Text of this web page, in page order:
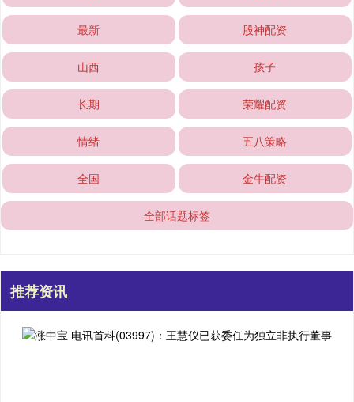
最新 股神配资
山西 孩子
长期 荣耀配资
情绪 五八策略
全国 金牛配资
全部话题标签
推荐资讯